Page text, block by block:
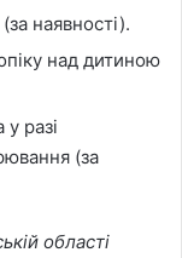
наявності).
над дитиною
разі
(за
області